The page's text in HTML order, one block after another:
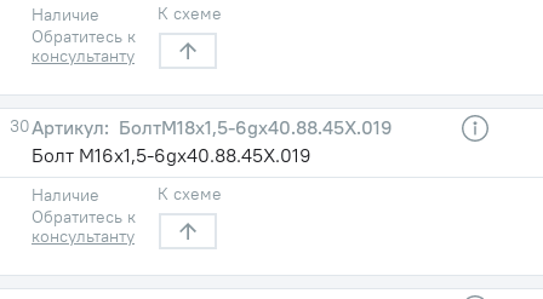
Наличие
Обратитесь к
консультанту
К схеме
30
БолтМ18х1,5-6gх40.88.45Х.019
Болт М16х1,5-6gх40.88.45Х.019
Наличие
Обратитесь к
консультанту
К схеме